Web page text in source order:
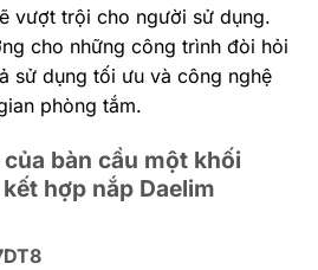
vượt trội cho người sử dụng.
cho những công trình đòi hỏi
sử dụng tối ưu và công nghệ
phòng tắm.
bàn cầu một khối
hợp nắp Daelim